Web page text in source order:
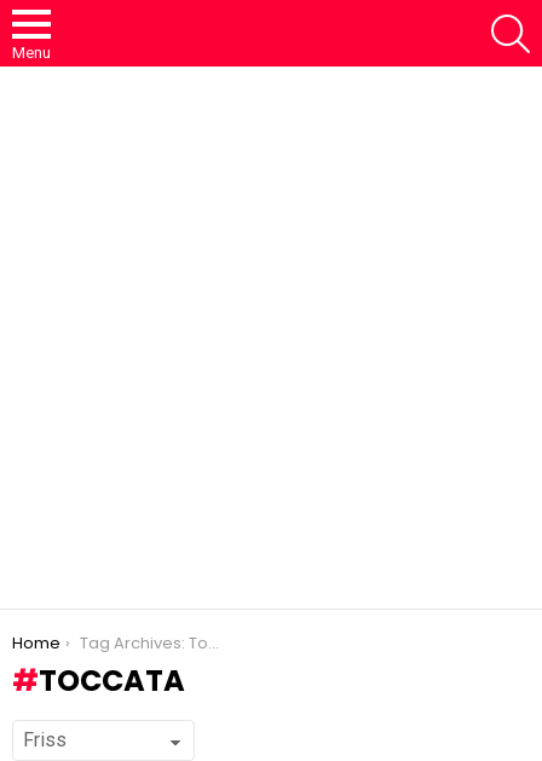
Menu
You are here:
Home Tag Archives: Toccata
TOCCATA